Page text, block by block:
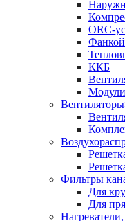
ORC-
ККБ
Вентиляторы
Фильтры
Для
Для